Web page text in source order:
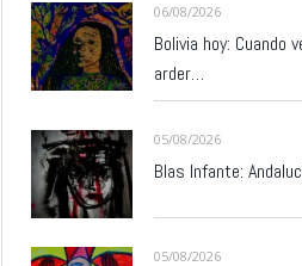
06/08/2026
Bolivia hoy: Cuando
arder…
05/08/2026
Blas Infante:
05/08/2026